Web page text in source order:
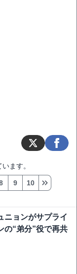
ます。
9 10
ニョンがサプライ
の“弟分”役で再共